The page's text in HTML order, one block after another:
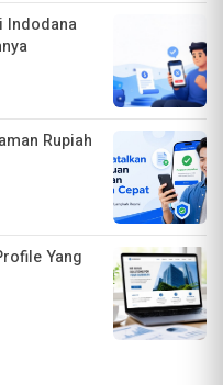
Indodana
Rupiah
Yang